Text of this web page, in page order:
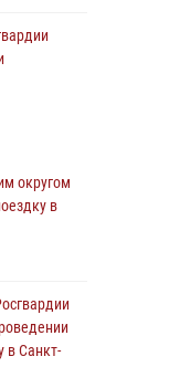
мужчину,
конторе
округом
в
в Санкт-